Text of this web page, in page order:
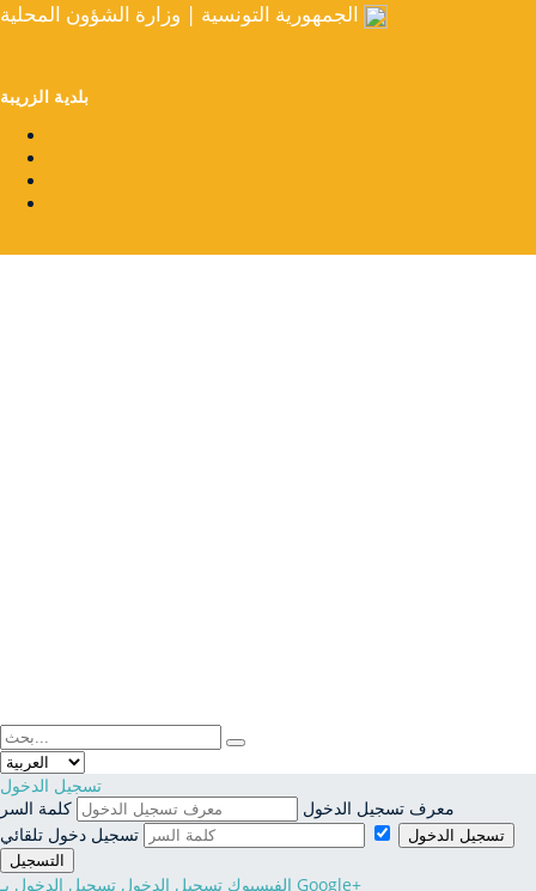
الجمهورية التونسية | وزارة الشؤون المحلية
بلدية الزريبة
فضاء الجمعيات
النفاذ إلى المعلومة
تسجيل الدخول
معرف تسجيل الدخول
كلمة السر
تسجيل دخول تلقائي
تسجيل الدخول
التسجيل
الفيسبوك تسجيل الدخول تسجيل الدخول بـ Google+